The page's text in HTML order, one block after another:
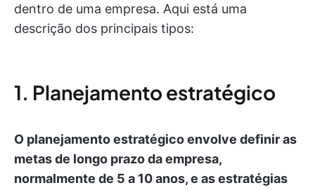
dentro de uma empresa. Aqui está uma
descrição dos principais tipos:
1. Planejamento estratégico
O planejamento estratégico envolve definir as
metas de longo prazo da empresa,
normalmente de 5 a 10 anos, e as estratégias